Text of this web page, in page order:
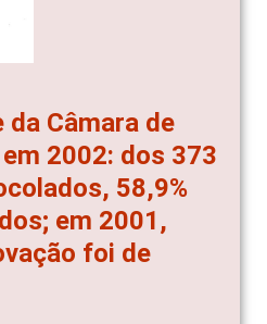
Câmara de
2002: dos 373
58,9%
em 2001,
foi de